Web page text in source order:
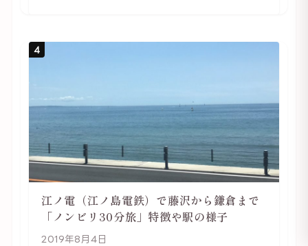
4
江ノ電（江ノ島電鉄）で藤沢から鎌倉まで
「ノンビリ30分旅」特徴や駅の様子
2019年8月4日